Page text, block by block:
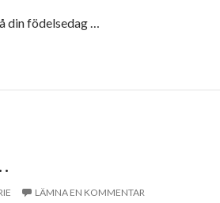
din födelsedag …
LÄMNA EN KOMMENTAR